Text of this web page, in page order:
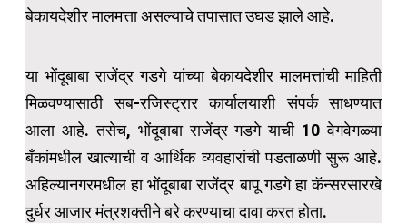
बेकायदेशीर मालमत्ता असल्याचे तपासात उघड झाले आहे.
या भोंदूबाबा राजेंद्र गडगे यांच्या बेकायदेशीर मालमत्तांची माहिती
मिळवण्यासाठी सब-रजिस्ट्रार कार्यालयाशी संपर्क साधण्यात
आला आहे. तसेच, भोंदूबाबा राजेंद्र गडगे याची 10 वेगवेगळ्या
बँकांमधील खात्याची व आर्थिक व्यवहारांची पडताळणी सुरू आहे.
अहिल्यानगरमधील हा भोंदूबाबा राजेंद्र बापू गडगे हा कॅन्सरसारखे
दुर्धर आजार मंत्रशक्तीने बरे करण्याचा दावा करत होता.